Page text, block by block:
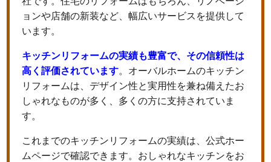
ョンや店舗の新装など、幅広いサービスを提供して
います。
キッチンリフォームの実績も豊富で、その信頼性は
高く評価されています。オーバルホームのキッチン
リフォームは、デザイン性と実用性を兼ね備えたお
しゃれなものが多く、多くの方に支持されていま
す。
これまでのキッチンリフォームの実績は、公式ホー
ムページで確認できます。おしゃれなキッチンをお